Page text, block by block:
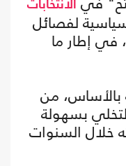
الانتخابات
لفصائل
في إطار ما
بالأساس، من
بسهولة
خلال السنوات